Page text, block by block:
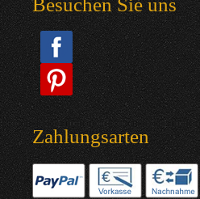
Besuchen Sie uns
Zahlungsarten